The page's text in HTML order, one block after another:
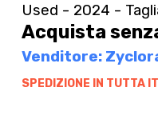
Used - 2024 -
Acquista
Venditore:
SPEDIZIONE IN TUTTA